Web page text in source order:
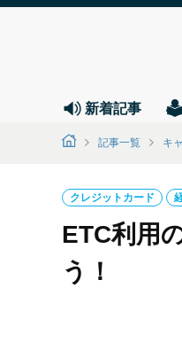
新着記事
記事一覧 キ
クレジットカード
ETC利用
う！